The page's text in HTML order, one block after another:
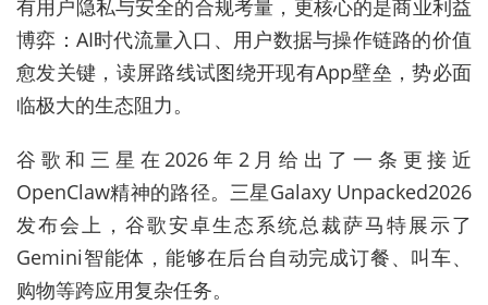
有用户隐私与安全的合规考量，更核心的是商业利益
博弈：AI时代流量入口、用户数据与操作链路的价值
愈发关键，读屏路线试图绕开现有App壁垒，势必面
临极大的生态阻力。
谷歌和三星在2026年2月给出了一条更接近
OpenClaw精神的路径。三星Galaxy Unpacked2026
发布会上，谷歌安卓生态系统总裁萨马特展示了
Gemini智能体，能够在后台自动完成订餐、叫车、
购物等跨应用复杂任务。